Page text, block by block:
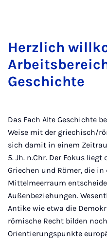
Herzlich
Geschichte
Das Fach Alte Geschichte
Weise mit der griechisch/
sich damit in einem
5. Jh. n.Chr. Der Fokus
Griechen und Römer, die in
Mittelmeerraum
Außenbeziehungen.
Antike wie etwa die
römische Recht bilden
Orientierungspunkte